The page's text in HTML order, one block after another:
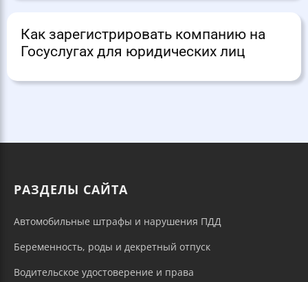
Как зарегистрировать компанию на
Госуслугах для юридических лиц
РАЗДЕЛЫ САЙТА
Автомобильные штрафы и нарушения ПДД
Беременность, роды и декретный отпуск
Водительское удостоверение и права